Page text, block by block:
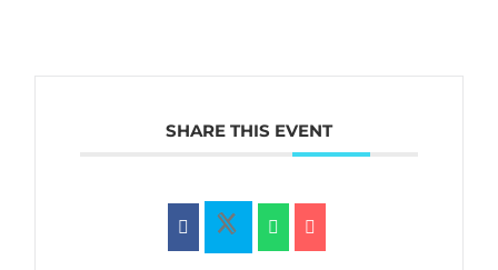
SHARE THIS EVENT